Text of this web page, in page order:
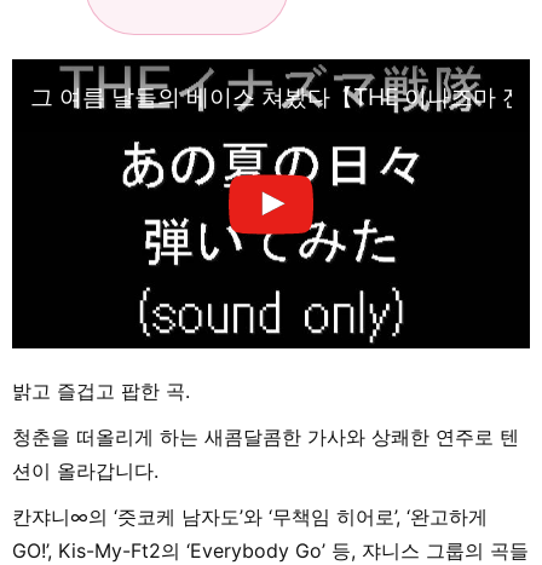
그 여름 날들의 베이스 쳐봤다【THE 이나즈마 전
밝고 즐겁고 팝한 곡.
청춘을 떠올리게 하는 새콤달콤한 가사와 상쾌한 연주로 텐
션이 올라갑니다.
칸쟈니∞의 ‘즛코케 남자도’와 ‘무책임 히어로’, ‘완고하게
GO!’, Kis-My-Ft2의 ‘Everybody Go’ 등, 쟈니스 그룹의 곡들